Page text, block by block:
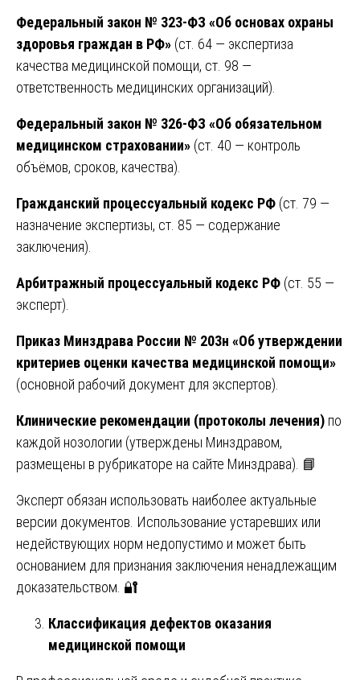
Федеральный закон № 323-ФЗ «Об основах охраны
здоровья граждан в РФ» (ст. 64 — экспертиза
качества медицинской помощи, ст. 98 —
ответственность медицинских организаций).
Федеральный закон № 326-ФЗ «Об обязательном
медицинском страховании» (ст. 40 — контроль
объёмов, сроков, качества).
Гражданский процессуальный кодекс РФ (ст. 79 —
назначение экспертизы, ст. 85 — содержание
заключения).
Арбитражный процессуальный кодекс РФ (ст. 55 —
эксперт).
Приказ Минздрава России № 203н «Об утверждении
критериев оценки качества медицинской помощи»
(основной рабочий документ для экспертов).
Клинические рекомендации (протоколы лечения) по
каждой нозологии (утверждены Минздравом,
размещены в рубрикаторе на сайте Минздрава). 📘
Эксперт обязан использовать наиболее актуальные
версии документов. Использование устаревших или
недействующих норм недопустимо и может быть
основанием для признания заключения ненадлежащим
доказательством. 🔐
Классификация дефектов оказания
медицинской помощи